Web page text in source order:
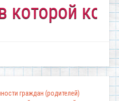
граждан (родителей)